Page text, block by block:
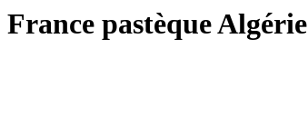
France pastèque Algérie